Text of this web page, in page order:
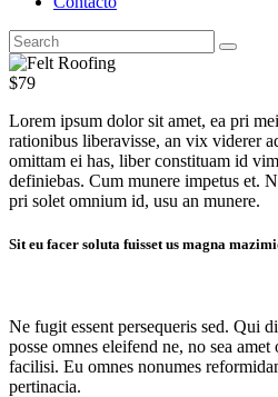
$79
Lorem ipsum dolor sit amet, ea pri
rationibus liberavisse, an vix viderer
omittam ei has, liber constituam id
definiebas. Cum munere impetus et.
pri solet omnium id, usu an munere.
Sit eu facer soluta fuisset us magna
Ne fugit essent persequeris sed. Qui
posse omnes eleifend ne, no sea
facilisi. Eu omnes nonumes
pertinacia.